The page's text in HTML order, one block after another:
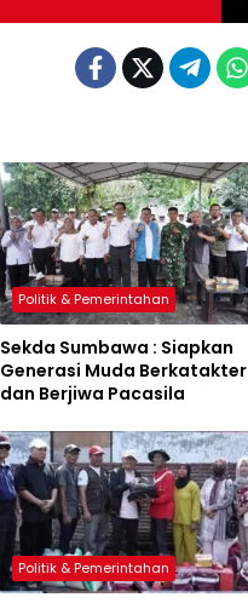
Politik & Pemerintahan
Sekda Sumbawa : Siapkan
Generasi Muda Berkatakter
dan Berjiwa Pacasila
Politik & Pemerintahan